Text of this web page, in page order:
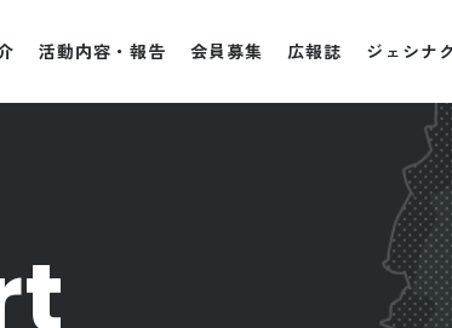
活動内容・報告 会員募集 広報誌 ジェシナ